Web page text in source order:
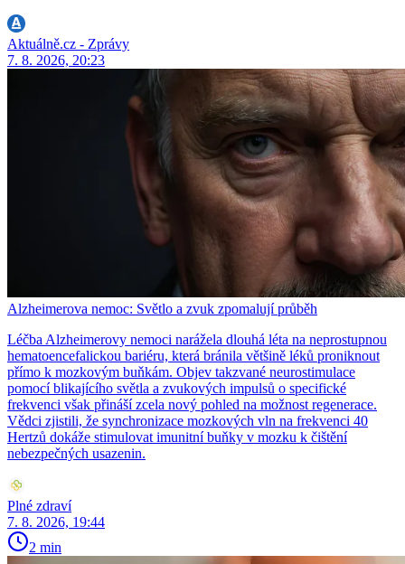
Aktuálně.cz - Zprávy
7. 8. 2026, 20:23
Alzheimerova nemoc: Světlo a zvuk zpomalují průběh
Léčba Alzheimerovy nemoci narážela dlouhá léta na neprostupnou
hematoencefalickou bariéru, která bránila většině léků proniknout
přímo k mozkovým buňkám. Objev takzvané neurostimulace
pomocí blikajícího světla a zvukových impulsů o specifické
frekvenci však přináší zcela nový pohled na možnost regenerace.
Vědci zjistili, že synchronizace mozkových vln na frekvenci 40
Hertzů dokáže stimulovat imunitní buňky v mozku k čištění
nebezpečných usazenin.
Plné zdraví
7. 8. 2026, 19:44
2 min